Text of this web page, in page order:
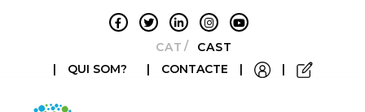
CATALÀCASTELLANO
|
QUI SOM? | CONTACTE | |